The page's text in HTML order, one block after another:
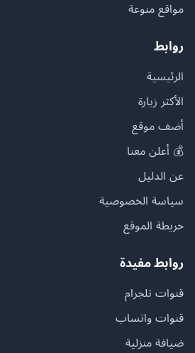
مواقع منوعة
روابط
الرئيسية
الأكثر زيارة
أضف موقع
💰 أعلن معنا
عن الدليل
سياسة الخصوصية
خريطة الموقع
روابط مفيدة
قنوات تلجرام
قنوات واتساب
ضيافة منزلية